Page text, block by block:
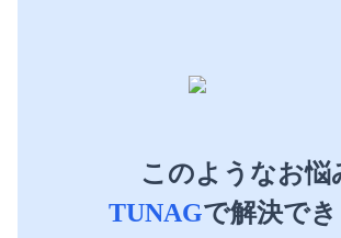
このようなお悩
TUNAGで解決でき